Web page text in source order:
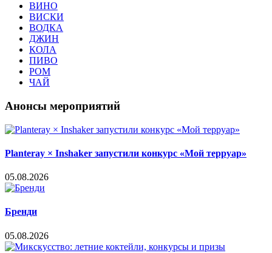
ВИНО
ВИСКИ
ВОДКА
ДЖИН
КОЛА
ПИВО
РОМ
ЧАЙ
Анонсы мероприятий
Planteray × Inshaker запустили конкурс «Мой терруар»
05.08.2026
Бренди
05.08.2026